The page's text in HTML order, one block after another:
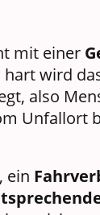
mit einer
wird
also
Unfallort
ein